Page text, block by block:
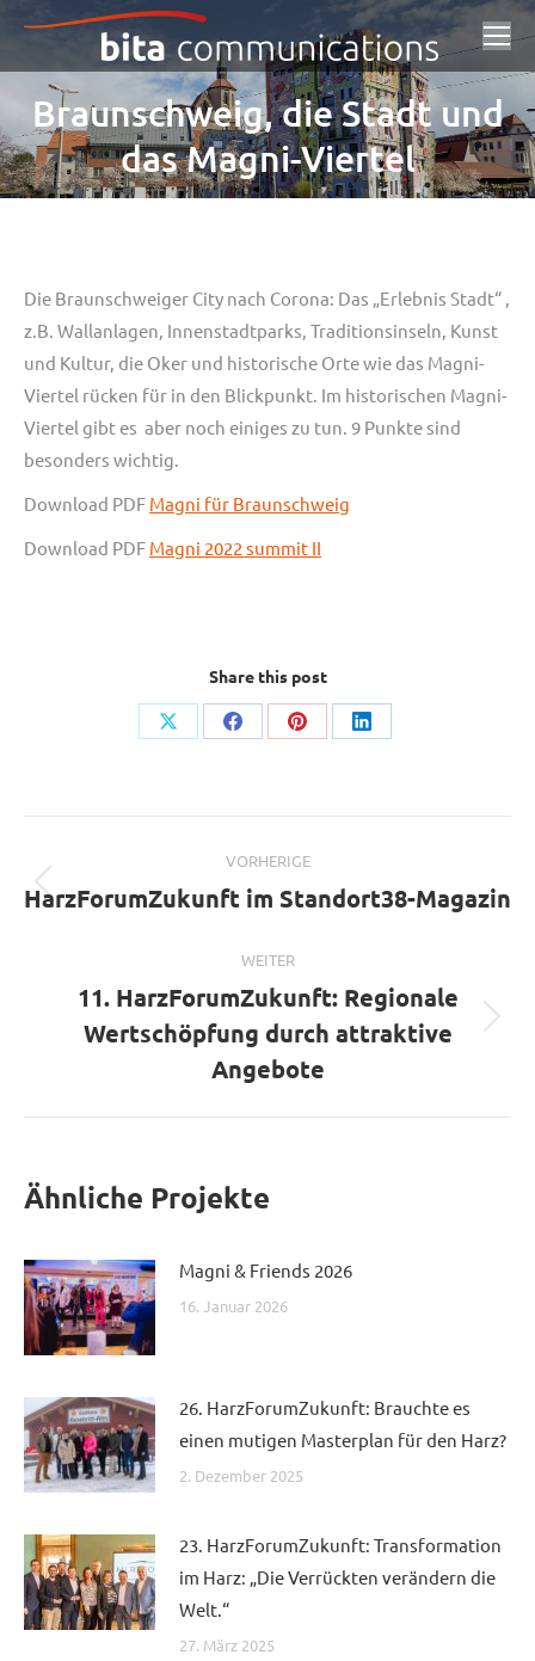
Braunschweig, die Stadt und
das Magni-Viertel
Die Braunschweiger City nach Corona: Das „Erlebnis Stadt“ ,
z.B. Wallanlagen, Innenstadtparks, Traditionsinseln, Kunst
und Kultur, die Oker und historische Orte wie das Magni-
Viertel rücken für in den Blickpunkt. Im historischen Magni-
Viertel gibt es aber noch einiges zu tun. 9 Punkte sind
besonders wichtig.
Download PDF Magni für Braunschweig
Download PDF Magni 2022 summit II
Share this post
Auf
Auf
Auf
Auf
VORHERIGE
Vorheriger
HarzForumZukunft im Standort38-Magazin
WEITER
Nächster
Beitrag:
11. HarzForumZukunft: Regionale
Wertschöpfung durch attraktive
Angebote
Ähnliche Projekte
Magni & Friends 2026
16. Januar 2026
26. HarzForumZukunft: Brauchte es
einen mutigen Masterplan für den Harz?
2. Dezember 2025
23. HarzForumZukunft: Transformation
im Harz: „Die Verrückten verändern die
Welt.“
27. März 2025